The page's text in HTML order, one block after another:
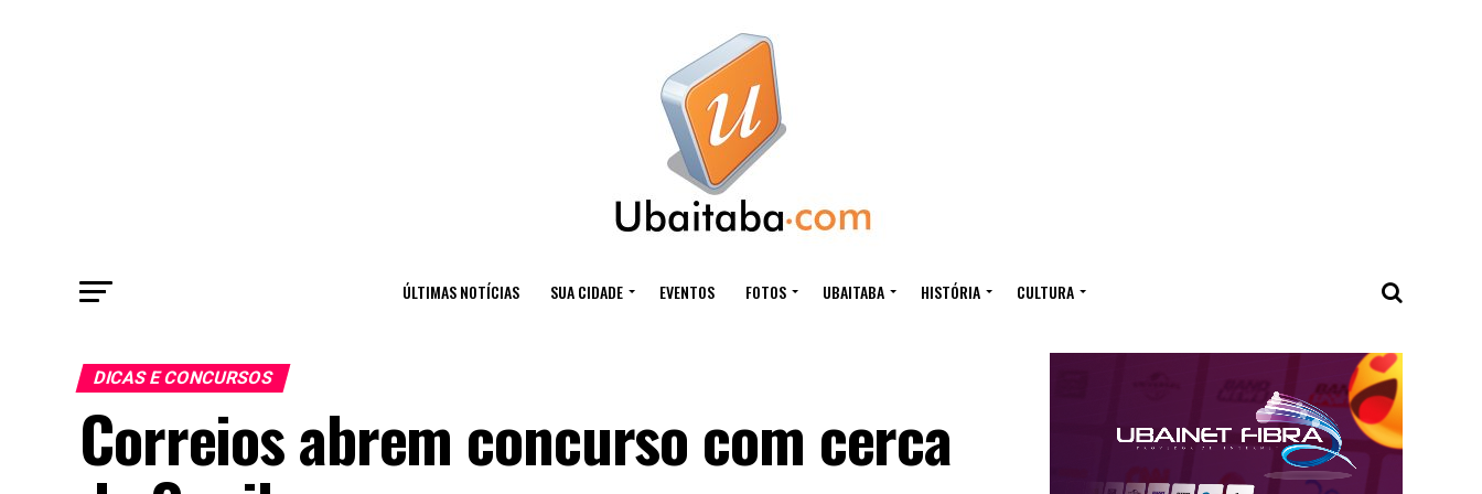
ÚLTIMAS NOTÍCIAS SUA CIDADE EVENTOS FOTOS UBAITABA HISTÓRIA CULTURA
DICAS E CONCURSOS
Correios abrem concurso com cerca